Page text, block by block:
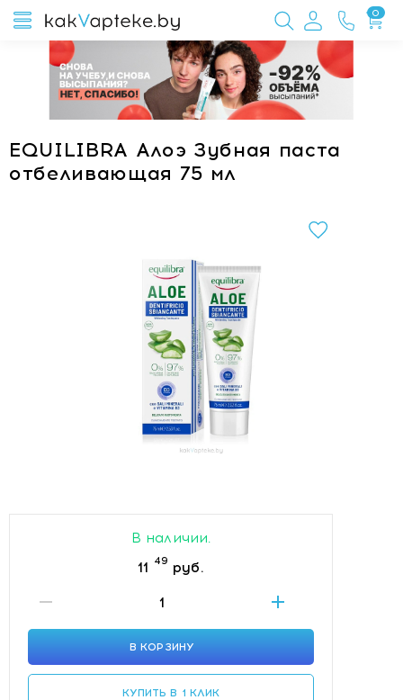
0
EQUILIBRA Алоэ Зубная паста
отбеливающая 75 мл
В наличии.
11 49 руб.
В КОРЗИНУ
КУПИТЬ В 1 КЛИК